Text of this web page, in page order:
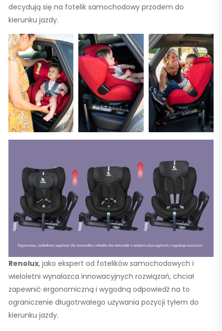
decydują się na fotelik samochodowy przodem do
kierunku jazdy.
Renolux, jako ekspert od fotelików samochodowych i
wieloletni wynalazca innowacyjnych rozwiązań, chciał
zapewnić ergonomiczną i wygodną odpowiedź na to
ograniczenie długotrwałego używania pozycji tyłem do
kierunku jazdy.